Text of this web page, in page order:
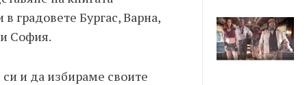
градовете Бургас, Варна,
София.
и да избираме своите